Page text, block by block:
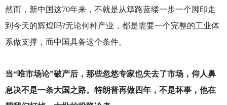
然而，新中国这70年来，不就是从筚路蓝缕一步一个脚印走
到今天的辉煌吗?无论何种产业，都是需要一个完整的工业体
系做支撑，而中国具备这个条件。
当“唯市场论”破产后，那些忽悠专家也失去了市场，仰人鼻
息决不是一条大国之路。特朗普再做四年，不是坏事，他在